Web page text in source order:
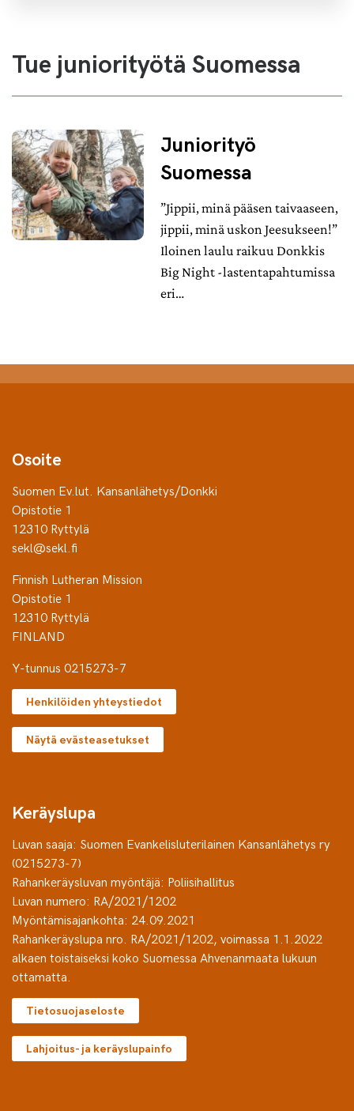
Tue juniorityötä Suomessa
Juniorityö
Suomessa
”Jippii, minä pääsen taivaaseen,
jippii, minä uskon Jeesukseen!”
Iloinen laulu raikuu Donkkis
Big Night -lastentapahtumissa
eri…
Osoite
Suomen Ev.lut. Kansanlähetys/Donkki
Opistotie 1
12310 Ryttylä
sekl@sekl.fi
Finnish Lutheran Mission
Opistotie 1
12310 Ryttylä
FINLAND
Y-tunnus 0215273-7
Henkilöiden yhteystiedot
Näytä evästeasetukset
Keräyslupa
Luvan saaja: Suomen Evankelisluterilainen Kansanlähetys ry
(0215273-7)
Rahankeräysluvan myöntäjä: Poliisihallitus
Luvan numero: RA/2021/1202
Myöntämisajankohta: 24.09.2021
Rahankeräyslupa nro. RA/2021/1202, voimassa 1.1.2022
alkaen toistaiseksi koko Suomessa Ahvenanmaata lukuun
ottamatta.
Tietosuojaseloste
Lahjoitus- ja keräyslupainfo